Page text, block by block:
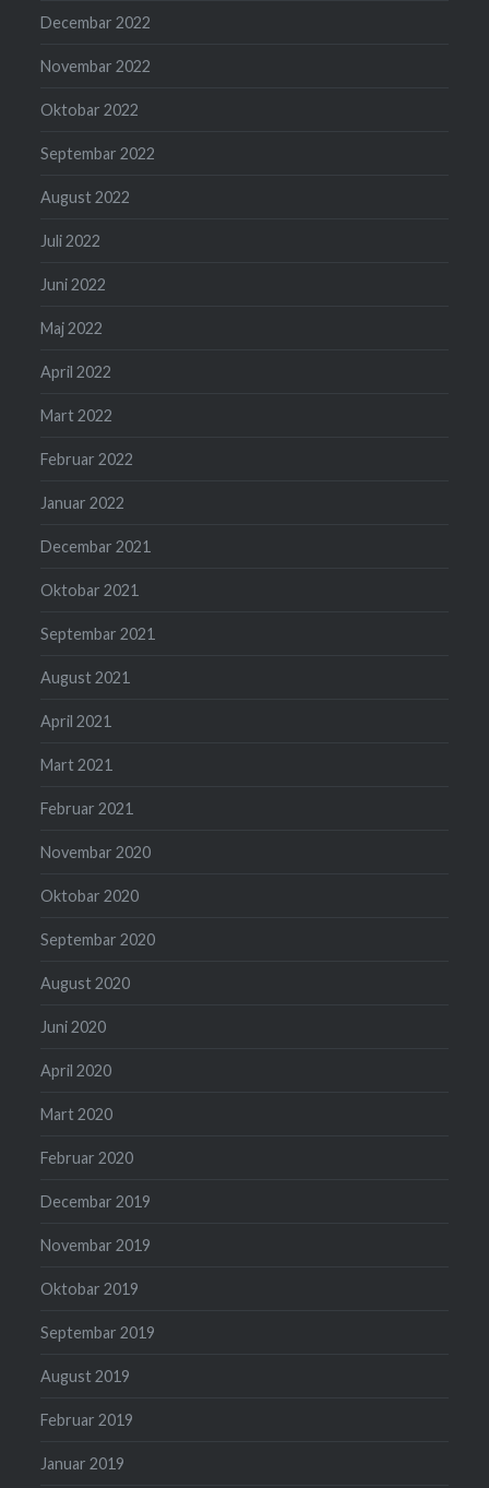
Decembar 2022
Novembar 2022
Oktobar 2022
Septembar 2022
August 2022
Juli 2022
Juni 2022
Maj 2022
April 2022
Mart 2022
Februar 2022
Januar 2022
Decembar 2021
Oktobar 2021
Septembar 2021
August 2021
April 2021
Mart 2021
Februar 2021
Novembar 2020
Oktobar 2020
Septembar 2020
August 2020
Juni 2020
April 2020
Mart 2020
Februar 2020
Decembar 2019
Novembar 2019
Oktobar 2019
Septembar 2019
August 2019
Februar 2019
Januar 2019